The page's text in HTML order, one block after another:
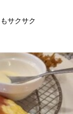
サクサク